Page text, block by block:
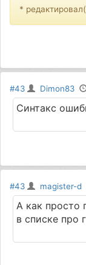
*
#43 Dimon83
Синтакс
#43 magister-d
А как просто
в списке про